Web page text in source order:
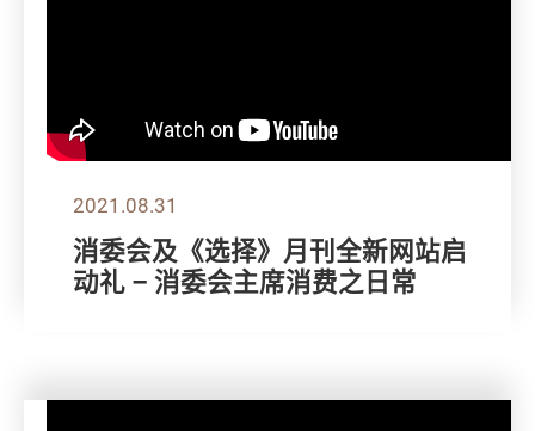
2021.08.31
消委会及《选择》月刊全新网站启
动礼 – 消委会主席消费之日常